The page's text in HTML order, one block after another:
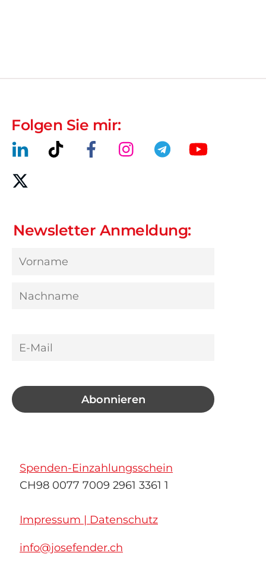
Folgen Sie mir:
Newsletter Anmeldung:
Spenden-Einzahlungsschein
CH98 0077 7009 2961 3361 1
Impressum | Datenschutz
info@josefender.ch